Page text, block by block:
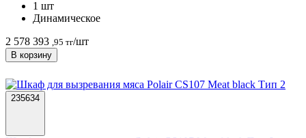
1 шт
Динамическое
2 578 393 ,95 тг/шт
В корзину
235634